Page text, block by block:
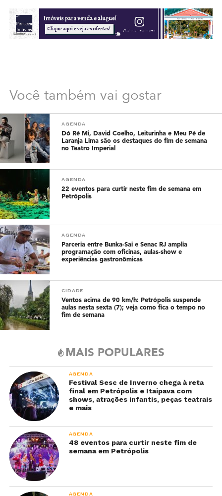
Você também vai gostar
AGENDA
Dó Ré Mi, David Coelho, Leiturinha e Meu Pé de
Laranja Lima são os destaques do fim de semana
no Teatro Imperial
AGENDA
22 eventos para curtir neste fim de semana em
Petrópolis
AGENDA
Parceria entre Bunka-Sai e Senac RJ amplia
programação com oficinas, aulas-show e
experiências gastronômicas
CIDADE
Ventos acima de 90 km/h: Petrópolis suspende
aulas nesta sexta (7); veja como fica o tempo no
fim de semana
MAIS POPULARES
AGENDA
Festival Sesc de Inverno chega à reta
final em Petrópolis e Itaipava com
shows, atrações infantis, peças teatrais
e mais
AGENDA
48 eventos para curtir neste fim de
semana em Petrópolis
AGENDA